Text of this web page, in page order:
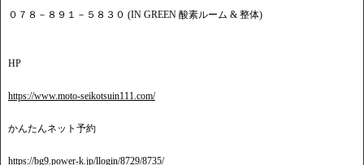
０７８－８９１－５８３０ (IN GREEN 酸素ルーム & 整体)
HP
https://www.moto-seikotsuin111.com/
かんたんネット予約
https://bg9.power-k.jp/llogin/8729/8735/